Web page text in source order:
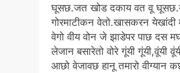
घूसछ.जत खोड दकाय वत वू
गोरमाटीकन वेतो.खासकरन
वेगो वीय वोन जे झाडेपर पाछ दस
लेजान बसारेतो वोरे गूंयी गूंयी,वूंयी
आछो वेजावछ हानू तमारो वीग्यान